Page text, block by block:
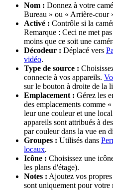
Nom : Donnez à votre
Bureau » ou « Arrière-cour
Activé : Contrôle si la
Remarque : Ceci ne met
moins que ce soit une
Décodeur : Déplacé vers
vidéo.
Type de source :
connecte à vos appareils.
sur le bouton à droite de la
Emplacement : Gérez les
des emplacements comme
leur une couleur et une
appareils sont attribués à
par couleur dans la vue en
Groupes : Utilisés dans
locaux.
Icône : Choisissez une
les plans d'étage).
Notes : Ajoutez vos
sont uniquement pour votre